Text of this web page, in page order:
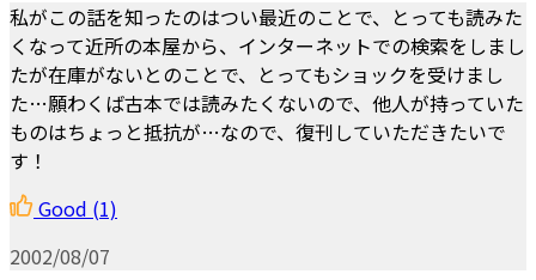
私がこの話を知ったのはつい最近のことで、とっても読みた
くなって近所の本屋から、インターネットでの検索をしまし
たが在庫がないとのことで、とってもショックを受けまし
た…願わくば古本では読みたくないので、他人が持っていた
ものはちょっと抵抗が…なので、復刊していただきたいで
す！
Good (1)
2002/08/07